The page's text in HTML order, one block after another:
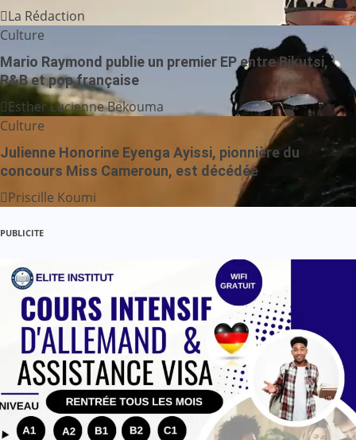
La Rédaction
Culture
Mario Raymond publie un premier EP entre Bikutsi,
R&B et pop française
Esther Lucienne Bekouma
Culture
Julienne Honorine Eyenga Ayissi, pionnière du
concours Miss Cameroun, est décédée
Priscille Koumi
PUBLICITE